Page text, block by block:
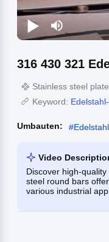
316 430 321
Stainless steel plate
Keyword:
Umbauten: #
Video
Discover high-
steel round bars
various industrial